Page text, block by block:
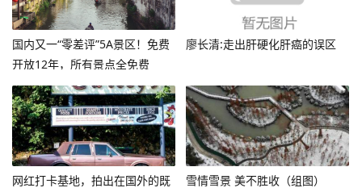
国内又一“零差评”5A景区！免费
开放12年，所有景点全免费
廖长清:走出肝硬化肝癌的误区
网红打卡基地，拍出在国外的既
雪情雪景 美不胜收（组图）